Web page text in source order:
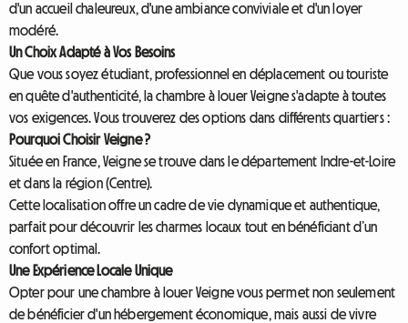
d'un accueil chaleureux, d'une ambiance conviviale et d'un loyer
modéré.
Un Choix Adapté à Vos Besoins
Que vous soyez étudiant, professionnel en déplacement ou touriste
en quête d'authenticité, la chambre à louer Veigne s'adapte à toutes
vos exigences. Vous trouverez des options dans différents quartiers :
Pourquoi Choisir Veigne ?
Située en France, Veigne se trouve dans le département Indre-et-Loire
et dans la région (Centre).
Cette localisation offre un cadre de vie dynamique et authentique,
parfait pour découvrir les charmes locaux tout en bénéficiant d’un
confort optimal.
Une Expérience Locale Unique
Opter pour une chambre à louer Veigne vous permet non seulement
de bénéficier d'un hébergement économique, mais aussi de vivre